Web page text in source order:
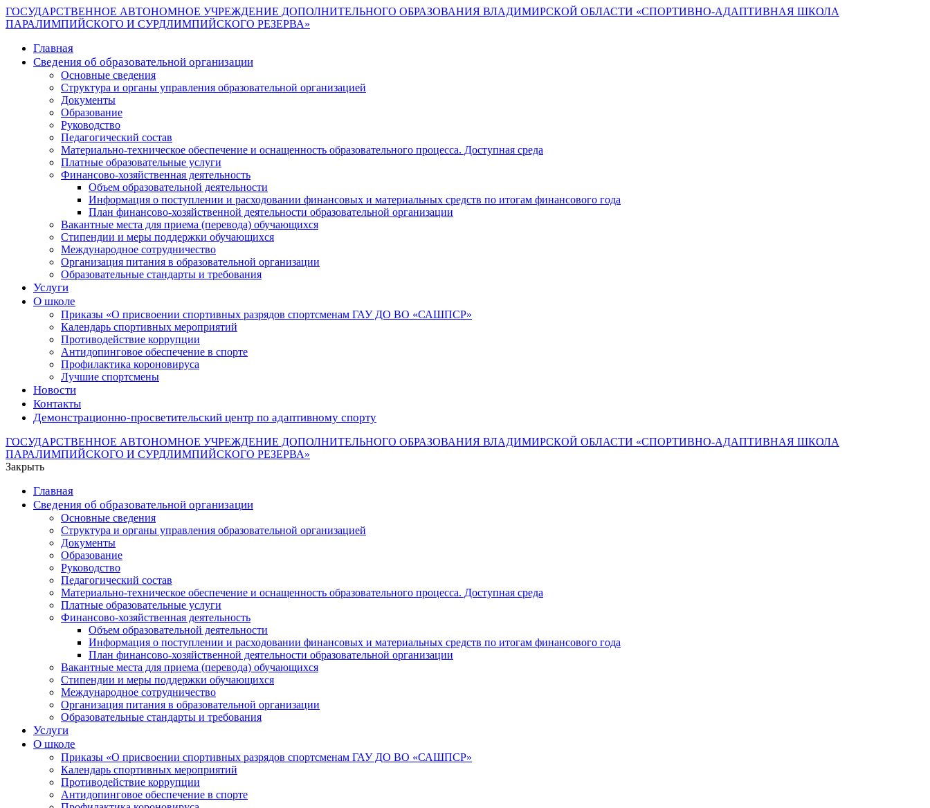
ГОСУДАРСТВЕННОЕ АВТОНОМНОЕ УЧРЕЖДЕНИЕ ДОПОЛНИТЕЛЬНОГО ОБРАЗОВАНИЯ ВЛАДИМИРСКОЙ ОБЛАСТИ «СПОРТИВНО-АДАПТИВНАЯ ШКОЛА
ПАРАЛИМПИЙСКОГО И СУРДЛИМПИЙСКОГО РЕЗЕРВА»
Главная
Сведения об образовательной организации
Основные сведения
Структура и органы управления образовательной организацией
Документы
Образование
Руководство
Педагогический состав
Материально-техническое обеспечение и оснащенность образовательного процесса. Доступная среда
Платные образовательные услуги
Финансово-хозяйственная деятельность
Объем образовательной деятельности
Информация о поступлении и расходовании финансовых и материальных средств по итогам финансового года
План финансово-хозяйственной деятельности образовательной организации
Вакантные места для приема (перевода) обучающихся
Стипендии и меры поддержки обучающихся
Международное сотрудничество
Организация питания в образовательной организации
Образовательные стандарты и требования
Услуги
О школе
Приказы «О присвоении спортивных разрядов спортсменам ГАУ ДО ВО «САШПСР»
Календарь спортивных мероприятий
Противодействие коррупции
Антидопинговое обеспечение в спорте
Профилактика короновируса
Лучшие спортсмены
Новости
Контакты
Демонстрационно-просветительский центр по адаптивному спорту
ГОСУДАРСТВЕННОЕ АВТОНОМНОЕ УЧРЕЖДЕНИЕ ДОПОЛНИТЕЛЬНОГО ОБРАЗОВАНИЯ ВЛАДИМИРСКОЙ ОБЛАСТИ «СПОРТИВНО-АДАПТИВНАЯ ШКОЛА
ПАРАЛИМПИЙСКОГО И СУРДЛИМПИЙСКОГО РЕЗЕРВА»
Закрыть
Главная
Сведения об образовательной организации
Основные сведения
Структура и органы управления образовательной организацией
Документы
Образование
Руководство
Педагогический состав
Материально-техническое обеспечение и оснащенность образовательного процесса. Доступная среда
Платные образовательные услуги
Финансово-хозяйственная деятельность
Объем образовательной деятельности
Информация о поступлении и расходовании финансовых и материальных средств по итогам финансового года
План финансово-хозяйственной деятельности образовательной организации
Вакантные места для приема (перевода) обучающихся
Стипендии и меры поддержки обучающихся
Международное сотрудничество
Организация питания в образовательной организации
Образовательные стандарты и требования
Услуги
О школе
Приказы «О присвоении спортивных разрядов спортсменам ГАУ ДО ВО «САШПСР»
Календарь спортивных мероприятий
Противодействие коррупции
Антидопинговое обеспечение в спорте